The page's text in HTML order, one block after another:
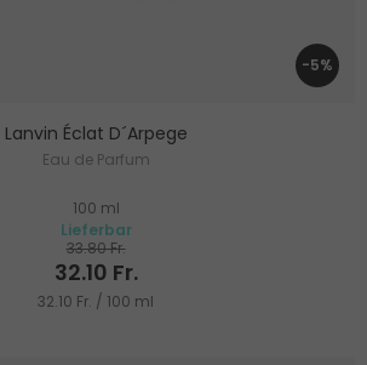
-5%
Lanvin Éclat D´Arpege
Eau de Parfum
100 ml
Lieferbar
33.80 Fr.
32.10 Fr.
32.10 Fr. / 100 ml